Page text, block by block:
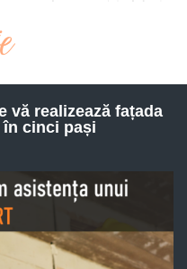
vă realizează fațada
cinci pași